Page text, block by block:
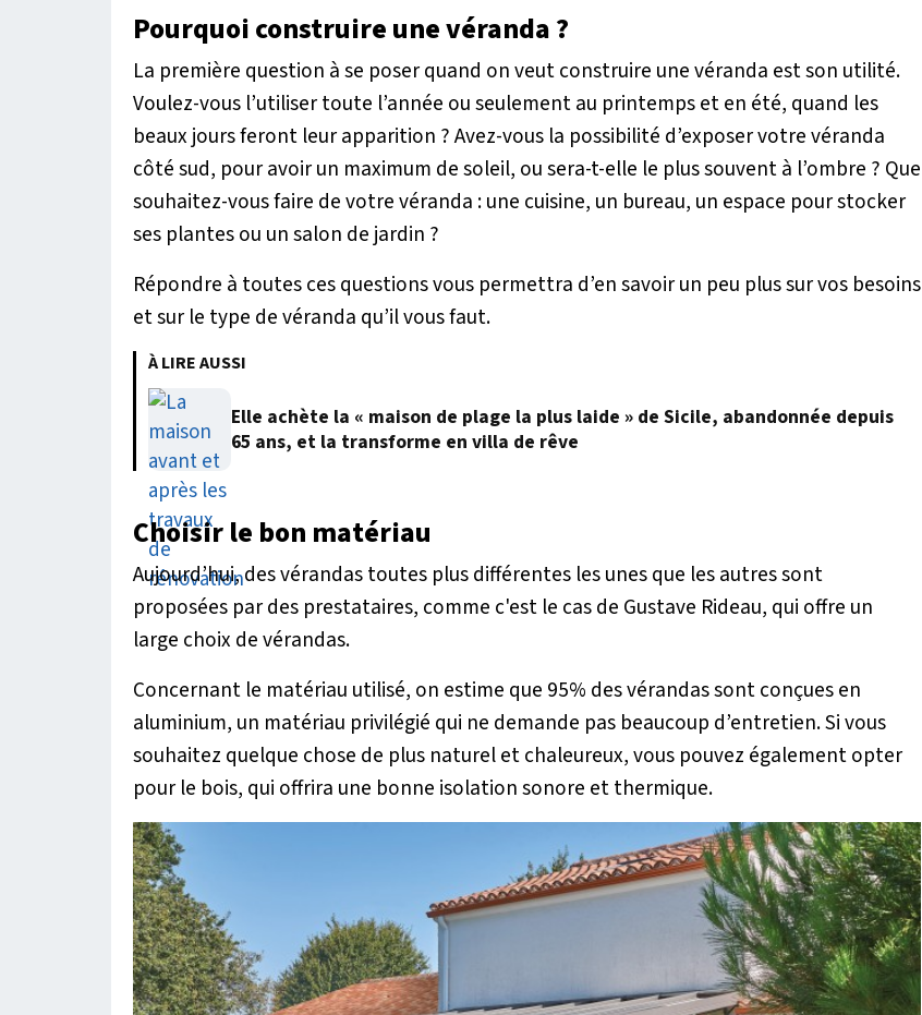
Pourquoi construire une véranda ?
La première question à se poser quand on veut construire une véranda est son utilité.
Voulez-vous l’utiliser toute l’année ou seulement au printemps et en été, quand les
beaux jours feront leur apparition ? Avez-vous la possibilité d’exposer votre véranda
côté sud, pour avoir un maximum de soleil, ou sera-t-elle le plus souvent à l’ombre ? Que
souhaitez-vous faire de votre véranda : une cuisine, un bureau, un espace pour stocker
ses plantes ou un salon de jardin ?
Répondre à toutes ces questions vous permettra d’en savoir un peu plus sur vos besoins
et sur le type de véranda qu’il vous faut.
À LIRE AUSSI
Elle achète la « maison de plage la plus laide » de Sicile, abandonnée depuis
65 ans, et la transforme en villa de rêve
Choisir le bon matériau
Aujourd’hui, des vérandas toutes plus différentes les unes que les autres sont
proposées par des prestataires, comme c'est le cas de Gustave Rideau, qui offre un
large choix de vérandas.
Concernant le matériau utilisé, on estime que 95% des vérandas sont conçues en
aluminium, un matériau privilégié qui ne demande pas beaucoup d’entretien. Si vous
souhaitez quelque chose de plus naturel et chaleureux, vous pouvez également opter
pour le bois, qui offrira une bonne isolation sonore et thermique.